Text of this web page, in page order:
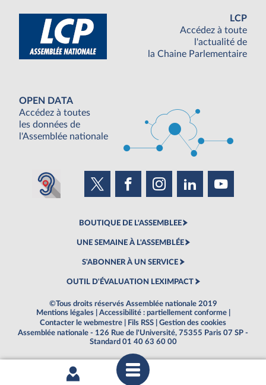
LCP
Accédez à toute
l'actualité de
la Chaine Parlementaire
OPEN DATA
Accédez à toutes
les données de
l'Assemblée nationale
BOUTIQUE DE L'ASSEMBLEE
UNE SEMAINE À L'ASSEMBLÉE
S'ABONNER À UN SERVICE
OUTIL D'ÉVALUATION LEXIMPACT
©Tous droits réservés Assemblée nationale 2019
Mentions légales
Accessibilité : partiellement conforme
Contacter le webmestre
Fils RSS
Gestion des cookies
Assemblée nationale - 126 Rue de l'Université, 75355 Paris 07 SP -
Standard 01 40 63 60 00